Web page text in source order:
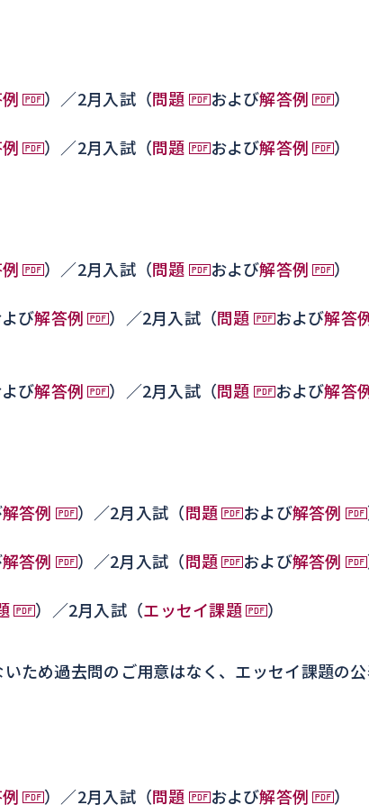
）／2月入試（問題 および解答例 ）
）／2月入試（問題 および解答例 ）
）／2月入試（問題 および解答例 ）
び解答例 ）／2月入試（問題 および解答
び解答例 ）／2月入試（問題 および解答
解答例 ）／2月入試（問題 および解答例
解答例 ）／2月入試（問題 および解答例
）／2月入試（エッセイ課題 ）
め過去問のご用意はなく、エッセイ課題の公
）／2月入試（問題 および解答例 ）